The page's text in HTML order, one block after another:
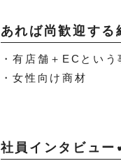
あれば尚歓迎する
・有店舗＋ECという
・女性向け商材
社員インタビュー